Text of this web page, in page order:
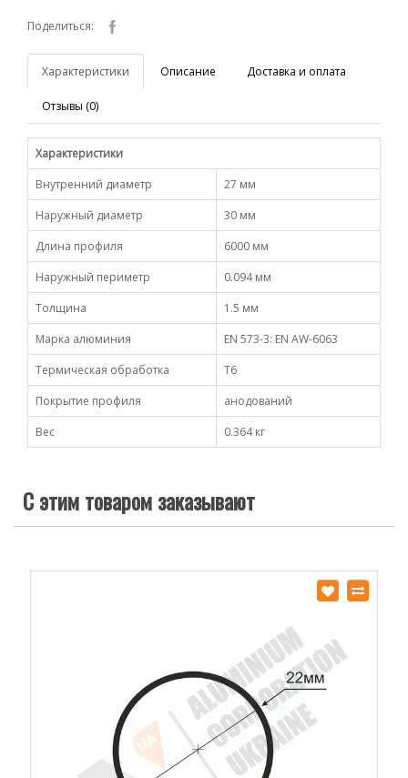
Поделиться:
Характеристики Описание Доставка и оплата
Отзывы (0)
Характеристики
Внутренний диаметр
27 мм
Наружный диаметр
30 мм
Длина профиля
6000 мм
Наружный периметр
0.094 мм
Толщина
1.5 мм
Марка алюминия
EN 573-3: EN AW-6063
Термическая обработка
Т6
Покрытие профиля
анодований
Вес
0.364 кг
С этим товаром заказывают